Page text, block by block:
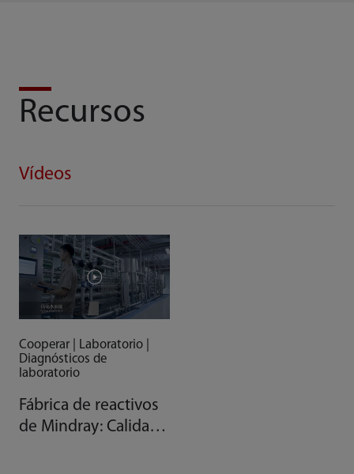
Recursos
Vídeos
Cooperar | Laboratorio |
Diagnósticos de
laboratorio
Fábrica de reactivos
de Mindray: Calidad